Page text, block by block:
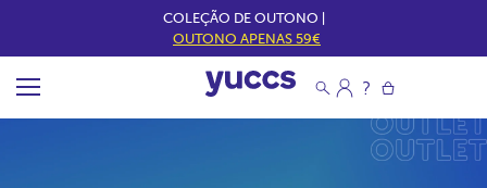
COLEÇÃO DE OUTONO |
OUTONO APENAS 59€